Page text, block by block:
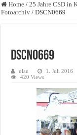
Home / 25 Jahre CSD in
Fotoarchiv / DSCN0669
DSCN0669
ulan 1. Juli 2016
420 Views